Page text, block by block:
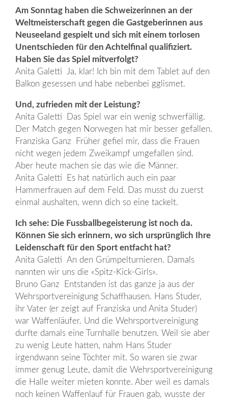
Am Sonntag haben die Schweizerinnen an der
Weltmeisterschaft gegen die Gastgeberinnen aus
Neuseeland gespielt und sich mit einem torlosen
Unentschieden für den Achtelfinal qualifiziert.
Haben Sie das Spiel mitverfolgt?
Anita Galetti Ja, klar! Ich bin mit dem Tablet auf den
Balkon gesessen und habe nebenbei gglismet.
Und, zufrieden mit der Leistung?
Anita Galetti Das Spiel war ein wenig schwerfällig.
Der Match gegen Norwegen hat mir besser gefallen.
Franziska Ganz Früher gefiel mir, dass die Frauen
nicht wegen jedem Zweikampf umgefallen sind.
Aber heute machen sie das wie die Männer.
Anita Galetti Es hat natürlich auch ein paar
Hammerfrauen auf dem Feld. Das musst du zuerst
einmal aushalten, wenn dich so eine tackelt.
Ich sehe: Die Fussballbegeisterung ist noch da.
Können Sie sich erinnern, wo sich ursprünglich Ihre
Leidenschaft für den Sport entfacht hat?
Anita Galetti An den Grümpelturnieren. Damals
nannten wir uns die «Spitz-Kick-Girls».
Bruno Ganz Entstanden ist das ganze ja aus der
Wehrsportvereinigung Schaffhausen. Hans Studer,
ihr Vater (er zeigt auf Franziska und Anita Studer)
war Waffenläufer. Und die Wehrsportvereinigung
durfte damals eine Turnhalle benutzen. Weil sie aber
zu wenig Leute hatten, nahm Hans Studer
irgendwann seine Töchter mit. So waren sie zwar
immer genug Leute, damit die Wehrsportvereinigung
die Halle weiter mieten konnte. Aber weil es damals
noch keinen Waffenlauf für Frauen gab, wusste der